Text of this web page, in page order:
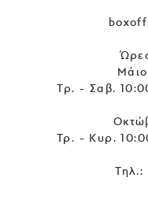
Τρ. - Σαβ.
Τρ. - Κυρ.
Τηλ.: